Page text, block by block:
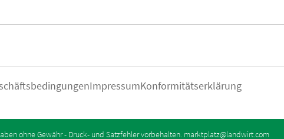
ImpressumKonformitätserklärung
ohne Gewähr - Druck- und Satzfehler vorbehalten. marktplatz@landwirt.com